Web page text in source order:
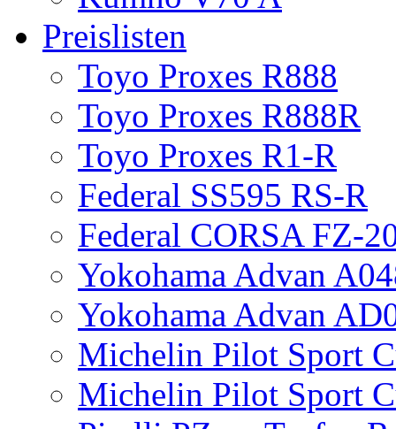
Preislisten
Toyo Proxes R888
Toyo Proxes R888R
Toyo Proxes R1-R
Federal SS595 RS-R
Federal CORSA FZ-
Yokohama Advan
Yokohama Advan
Michelin Pilot Sport
Michelin Pilot Sport